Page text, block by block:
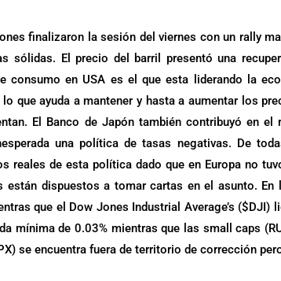
finalizaron la sesión del viernes con un rally
sólidas. El precio del barril presentó una
consumo en USA es el que esta liderando la
lo que ayuda a mantener y hasta a aumentar los
El Banco de Japón también contribuyó en
una política de tasas negativas. De
reales de esta política dado que en Europa no
están dispuestos a tomar cartas en el asunto.
que el Dow Jones Industrial Average’s ($DJI)
mínima de 0.03% mientras que las small caps
se encuentra fuera de territorio de corrección